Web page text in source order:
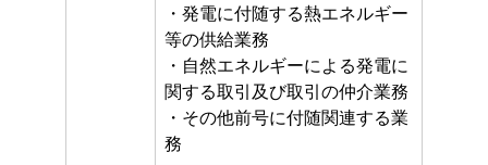
・発電に付随する熱エネルギー
等の供給業務
・自然エネルギーによる発電に
関する取引及び取引の仲介業務
・その他前号に付随関連する業
務